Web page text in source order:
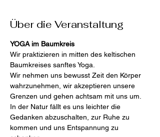
Über die Veranstaltung
YOGA im Baumkreis
Wir praktizieren in mitten des keltischen
Baumkreises sanftes Yoga.
Wir nehmen uns bewusst Zeit den Körper
wahrzunehmen, wir akzeptieren unsere
Grenzen und gehen achtsam mit uns um.
In der Natur fällt es uns leichter die
Gedanken abzuschalten, zur Ruhe zu
kommen und uns Entspannung zu